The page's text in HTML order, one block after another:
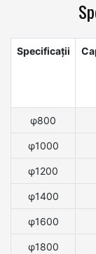
Specificații
φ800
φ1000
φ1200
φ1400
φ1600
φ1800